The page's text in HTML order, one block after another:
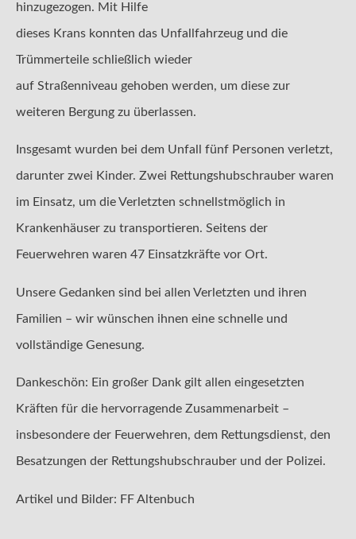
hinzugezogen. Mit Hilfe
dieses Krans konnten das Unfallfahrzeug und die
Trümmerteile schließlich wieder
auf Straßenniveau gehoben werden, um diese zur
weiteren Bergung zu überlassen.
Insgesamt wurden bei dem Unfall fünf Personen verletzt,
darunter zwei Kinder. Zwei Rettungshubschrauber waren
im Einsatz, um die Verletzten schnellstmöglich in
Krankenhäuser zu transportieren. Seitens der
Feuerwehren waren 47 Einsatzkräfte vor Ort.
Unsere Gedanken sind bei allen Verletzten und ihren
Familien – wir wünschen ihnen eine schnelle und
vollständige Genesung.
Dankeschön: Ein großer Dank gilt allen eingesetzten
Kräften für die hervorragende Zusammenarbeit –
insbesondere der Feuerwehren, dem Rettungsdienst, den
Besatzungen der Rettungshubschrauber und der Polizei.
Artikel und Bilder: FF Altenbuch